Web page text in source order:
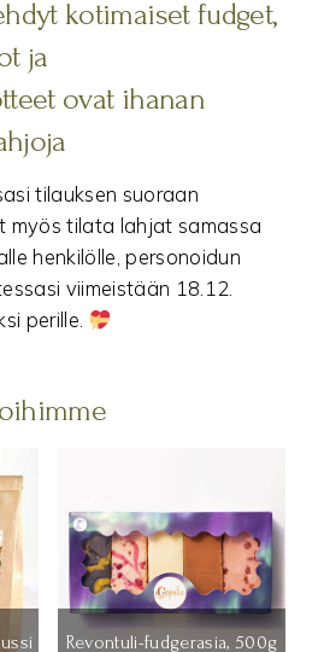
kotimaiset fudget,
ja
ovat ihanan
tilauksen suoraan
myös tilata lahjat samassa
henkilölle, personoidun
viimeistään 18.12.
perille.
Revontuli-fudgerasia, 500g